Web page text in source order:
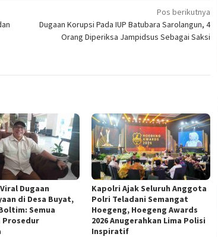
Pos berikutnya
Dugaan Korupsi Pada IUP Batubara Sarolangun, 4
Orang Diperiksa Jampidsus Sebagai Saksi
Dugaan
di Desa Buyat,
Semua
Prosedur
Kapolri Ajak Seluruh Anggota
Polri Teladani Semangat
Hoegeng, Hoegeng Awards
2026 Anugerahkan Lima Polisi
Inspiratif